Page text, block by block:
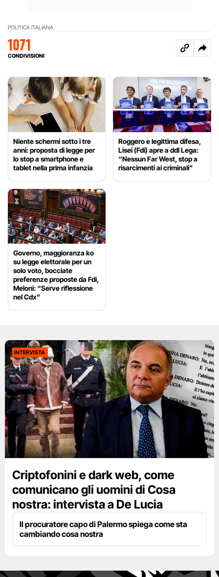
POLITICA ITALIANA
1071
CONDIVISIONI
Niente schermi sotto i tre
anni: proposta di legge per
lo stop a smartphone e
tablet nella prima infanzia
Roggero e legittima difesa,
Lisei (Fdi) apre a ddl Lega:
“Nessun Far West, stop a
risarcimenti ai criminali”
Governo, maggioranza ko
su legge elettorale per un
solo voto, bocciate
preferenze proposte da Fdi,
Meloni: “Serve riflessione
nel Cdx”
INTERVISTA
Criptofonini e dark web, come
comunicano gli uomini di Cosa
nostra: intervista a De Lucia
Il procuratore capo di Palermo spiega come sta
cambiando cosa nostra